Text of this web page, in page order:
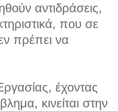
αντιδράσεις,
που σε
πρέπει να
έχοντας
κινείται στην